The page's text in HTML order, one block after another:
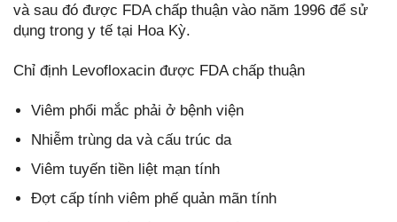
và sau đó được FDA chấp thuận vào năm 1996 để sử
dụng trong y tế tại Hoa Kỳ.
Chỉ định Levofloxacin được FDA chấp thuận
Viêm phổi mắc phải ở bệnh viện
Nhiễm trùng da và cấu trúc da
Viêm tuyến tiền liệt mạn tính
Đợt cấp tính viêm phế quản mãn tính